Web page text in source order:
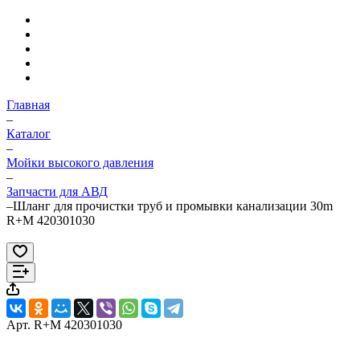
Главная
–
Каталог
–
Мойки высокого давления
–
Запчасти для АВД
–Шланг для прочистки труб и промывки канализации 30m
R+M 420301030
Арт. R+M 420301030